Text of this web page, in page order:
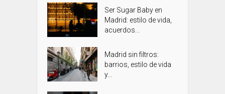
Ser Sugar Baby en
Madrid: estilo de vida,
acuerdos...
Madrid sin filtros:
barrios, estilo de vida
y...